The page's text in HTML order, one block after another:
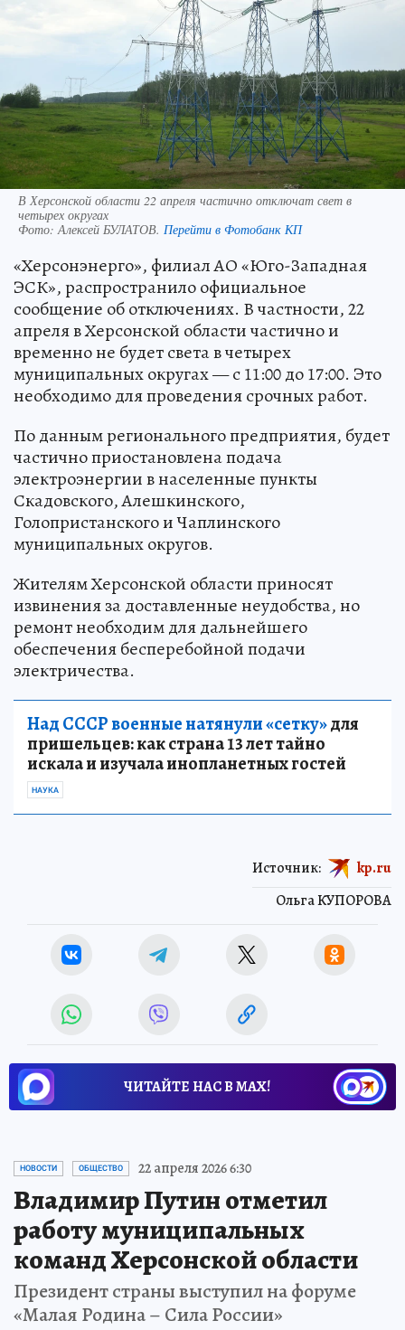
В Херсонской области 22 апреля частично отключат свет в
четырех округах
Фото:Алексей БУЛАТОВ. Перейти в Фотобанк КП
«Херсонэнерго», филиал АО «Юго-Западная
ЭСК», распространило официальное
сообщение об отключениях. В частности, 22
апреля в Херсонской области частично и
временно не будет света в четырех
муниципальных округах — с 11:00 до 17:00. Это
необходимо для проведения срочных работ.
По данным регионального предприятия, будет
частично приостановлена подача
электроэнергии в населенные пункты
Скадовского, Алешкинского,
Голопристанского и Чаплинского
муниципальных округов.
Жителям Херсонской области приносят
извинения за доставленные неудобства, но
ремонт необходим для дальнейшего
обеспечения бесперебойной подачи
электричества.
Над СССР военные натянули «сетку»для
пришельцев: как страна 13 лет тайно
искала и изучала инопланетных гостей
НАУКА
Ольга КУПОРОВА
Источник: kp.ru
ЧИТАЙТЕ НАС В МАХ!
НОВОСТИ ОБЩЕСТВО 22 апреля 2026 6:30
Владимир Путин отметил
работу муниципальных
команд Херсонской области
Президент страны выступил на форуме
«Малая Родина – Сила России»